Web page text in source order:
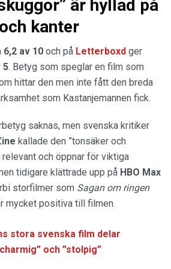
är hyllad på
kanter
6,2 av 10 och på Letterboxd ger
5. Betyg som speglar en film som
hittar den men inte fått den breda
som Kastanjemannen fick.
saknas, men svenska kritiker
kallade den ”tonsäker och
och öppnar för viktiga
tidigare klättrade upp på HBO Max
storfilmer som Sagan om ringen
mycket positiva till filmen.
stora svenska film delar
och ”stolpig”